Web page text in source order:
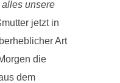
unsere
jetzt in
Art
die
dem